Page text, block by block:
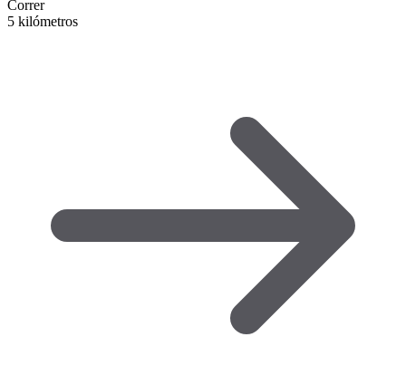
Correr
5 kilómetros